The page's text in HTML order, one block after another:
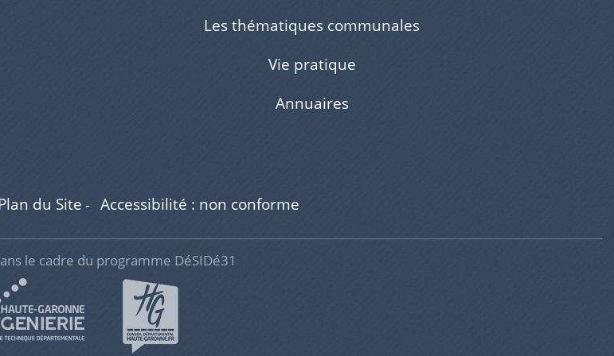
Les thématiques communales
Vie pratique
Annuaires
du Site - Accessibilité : non conforme
le cadre du programme DéSIDé31